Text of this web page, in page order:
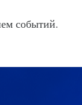
событий.